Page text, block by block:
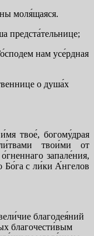
моля́щаяся.
предста́тельнице;
нам усе́рдная
о душа́х
твое́, богому́драя
твои́ми от
запале́ния,
с ли́ки А́нгелов
благодея́ний
благочести́вым